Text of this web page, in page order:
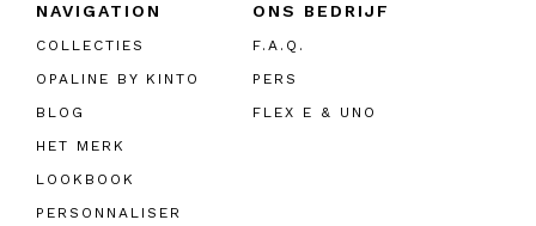
NAVIGATION
COLLECTIES
OPALINE BY KINTO
BLOG
HET MERK
LOOKBOOK
PERSONNALISER
ONS BEDRIJF
F.A.Q.
PERS
FLEX E & UNO